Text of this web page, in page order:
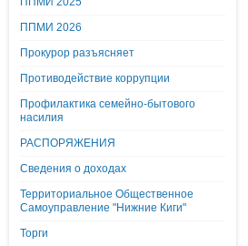
ППМИ 2026
Прокурор разъясняет
Противодействие коррупции
Профилактика семейно-бытового
насилия
РАСПОРЯЖЕНИЯ
Сведения о доходах
Территориальное Общественное
Самоуправление "Нижние Киги"
Торги